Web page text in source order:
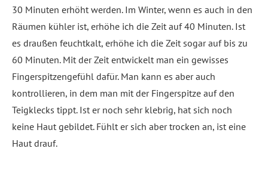
30 Minuten erhöht werden. Im Winter, wenn es auch in den
Räumen kühler ist, erhöhe ich die Zeit auf 40 Minuten. Ist
es draußen feuchtkalt, erhöhe ich die Zeit sogar auf bis zu
60 Minuten. Mit der Zeit entwickelt man ein gewisses
Fingerspitzengefühl dafür. Man kann es aber auch
kontrollieren, in dem man mit der Fingerspitze auf den
Teigklecks tippt. Ist er noch sehr klebrig, hat sich noch
keine Haut gebildet. Fühlt er sich aber trocken an, ist eine
Haut drauf.